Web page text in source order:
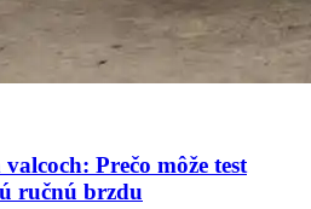
Prečo môže test
ručnú brzdu